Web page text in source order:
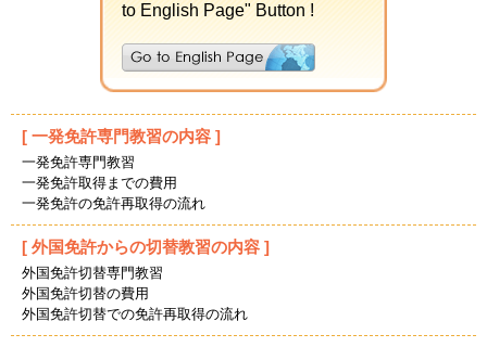
to English Page" Button !
[ 一発免許専門教習の内容 ]
一発免許専門教習
一発免許取得までの費用
一発免許の免許再取得の流れ
[ 外国免許からの切替教習の内容 ]
外国免許切替専門教習
外国免許切替の費用
外国免許切替での免許再取得の流れ